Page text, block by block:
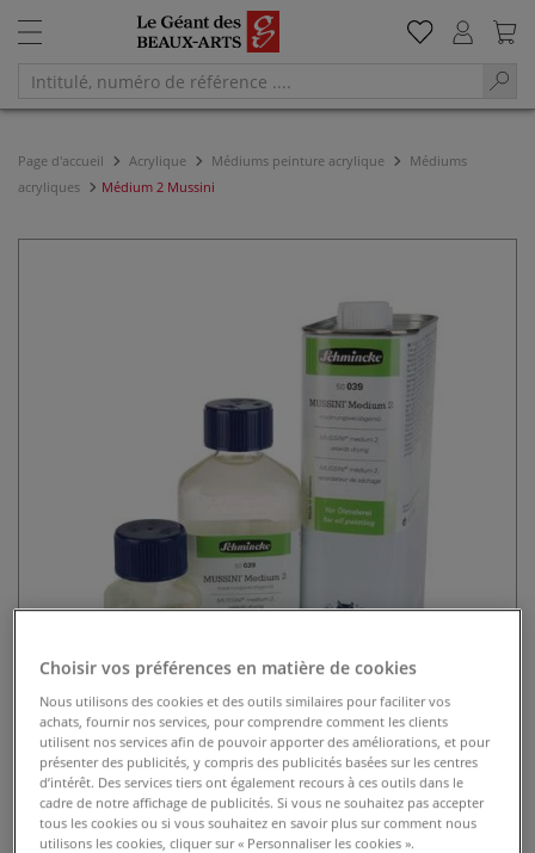
Page d'accueil Acrylique Médiums peinture acrylique
Médiums
acryliques
Médium 2 Mussini
Médium 2 Mussini
1 Commentaire
Choisir vos préférences en matière de cookies
Nous utilisons des cookies et des outils similaires pour faciliter vos
achats, fournir nos services, pour comprendre comment les clients
utilisent nos services afin de pouvoir apporter des améliorations, et pour
présenter des publicités, y compris des publicités basées sur les centres
d’intérêt. Des services tiers ont également recours à ces outils dans le
cadre de notre affichage de publicités. Si vous ne souhaitez pas accepter
tous les cookies ou si vous souhaitez en savoir plus sur comment nous
utilisons les cookies, cliquer sur « Personnaliser les cookies ».